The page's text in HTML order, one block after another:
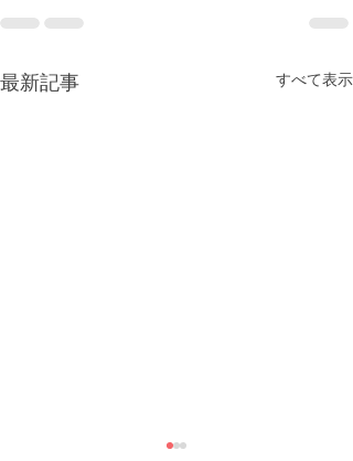
最新記事 すべて表示